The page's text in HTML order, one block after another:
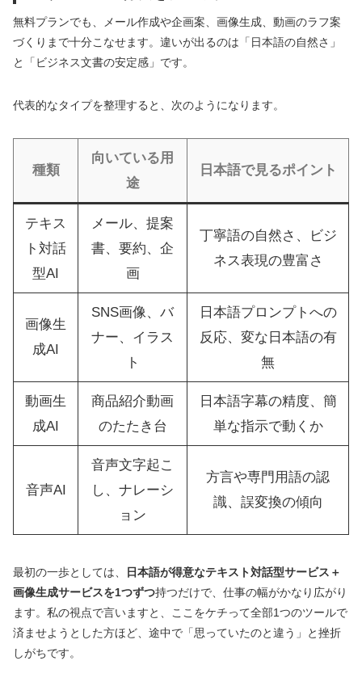
無料プランでも、メール作成や企画案、画像生成、動画のラフ案
づくりまで十分こなせます。違いが出るのは「日本語の自然さ」
と「ビジネス文書の安定感」です。
代表的なタイプを整理すると、次のようになります。
種類
向いている用
途
日本語で見るポイント
テキス
ト対話
型AI
メール、提案
書、要約、企
画
丁寧語の自然さ、ビジ
ネス表現の豊富さ
画像生
成AI
SNS画像、バ
ナー、イラス
ト
日本語プロンプトへの
反応、変な日本語の有
無
動画生
成AI
商品紹介動画
のたたき台
日本語字幕の精度、簡
単な指示で動くか
音声AI
音声文字起こ
し、ナレーシ
ョン
方言や専門用語の認
識、誤変換の傾向
最初の一歩としては、
日本語が得意なテキスト対話型サービス＋
画像生成サービスを1つずつ持つだけで、仕事の幅がかなり広がり
ます。私の視点で言いますと、ここをケチって全部1つのツールで
済ませようとした方ほど、途中で「思っていたのと違う」と挫折
しがちです。